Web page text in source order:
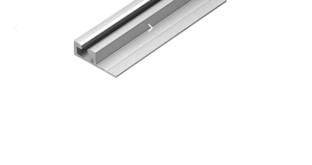
Następny
keyboard_arrow_right